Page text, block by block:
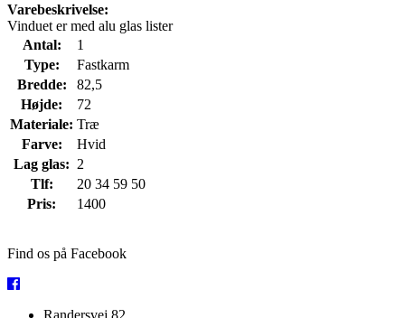
Varebeskrivelse:
Vinduet er med alu glas lister
Antal:
1
Type:
Fastkarm
Bredde:
82,5
Højde:
72
Materiale: Træ
Farve:
Hvid
Lag glas: 2
Tlf:
20 34 59 50
Pris:
1400
Find os på Facebook
Randersvej 82